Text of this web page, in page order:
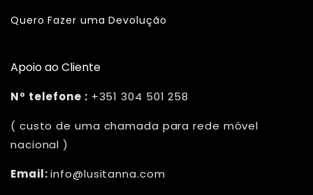
Quero Fazer uma Devolução
Apoio ao Cliente
Nº telefone : +351 304 501 258
( custo de uma chamada para rede móvel
nacional )
Email:info@lusitanna.com